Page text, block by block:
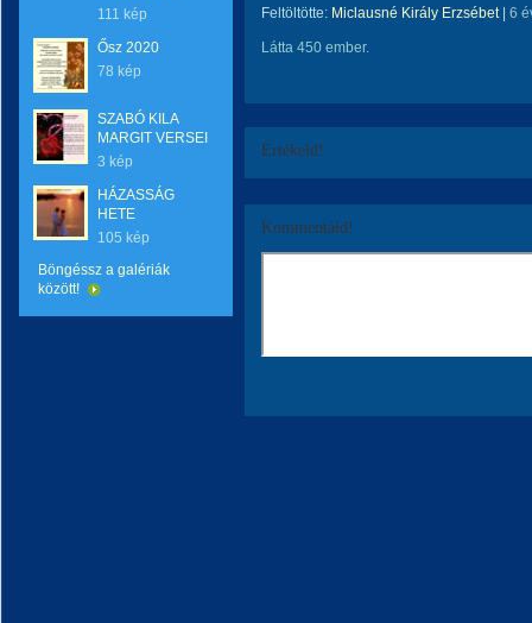
111 kép
Ősz 2020
78 kép
SZABÓ KILA
MARGIT VERSEI
3 kép
HÁZASSÁG
HETE
105 kép
Böngéssz a galériák
között!
Feltöltötte: Miclausné Király Erzsébet| 6
Látta 450 ember.
Értékeld!
Kommentáld!